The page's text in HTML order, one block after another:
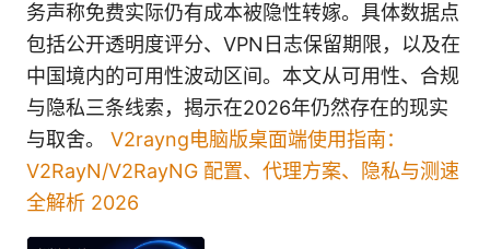
务声称免费实际仍有成本被隐性转嫁。具体数据点
包括公开透明度评分、VPN日志保留期限，以及在
中国境内的可用性波动区间。本文从可用性、合规
与隐私三条线索，揭示在2026年仍然存在的现实
与取舍。 V2rayng电脑版桌面端使用指南：
V2RayN/V2RayNG 配置、代理方案、隐私与测速
全解析 2026